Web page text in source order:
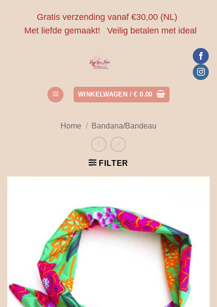
Gratis verzending vanaf €30,00 (NL)
Met liefde gemaakt!
Veilig betalen met ideal
WINKELWAGEN /€ 0.00
Home / Bandana/Bandeau
FILTER